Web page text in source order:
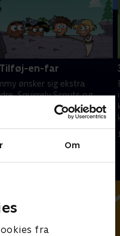
Om
fra
en-far
ønsker sig ekstra
Squirrely Scouts og
Puffs løber op ad et